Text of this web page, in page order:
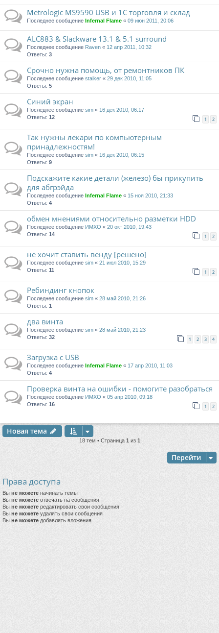
Metrologic MS9590 USB и 1С торговля и склад
Последнее сообщение Infernal Flame « 09 июн 2011, 20:06
ALC883 & Slackware 13.1 & 5.1 surround
Последнее сообщение Raven « 12 апр 2011, 10:32
Ответы: 3
Срочно нужна помощь, от ремонтников ПК
Последнее сообщение stalker « 29 дек 2010, 11:05
Ответы: 5
Синий экран
Последнее сообщение sim « 16 дек 2010, 06:17
Ответы: 12 1 2
Так нужны лекари по компьютерным
принадлежностям!
Последнее сообщение sim « 16 дек 2010, 06:15
Ответы: 9
Подскажите какие детали (железо) бы прикупить
для абгрэйда
Последнее сообщение Infernal Flame « 15 ноя 2010, 21:33
Ответы: 4
обмен мнениями относительно разметки HDD
Последнее сообщение ИМХО « 20 окт 2010, 19:43
Ответы: 14 1 2
не хочит ставить венду [решено]
Последнее сообщение sim « 21 июл 2010, 15:29
Ответы: 11 1 2
Ребиндинг кнопок
Последнее сообщение sim « 28 май 2010, 21:26
Ответы: 1
два винта
Последнее сообщение sim « 28 май 2010, 21:23
Ответы: 32 1 2 3 4
Загрузка с USB
Последнее сообщение Infernal Flame « 17 апр 2010, 11:03
Ответы: 4
Проверка винта на ошибки - помогите разобраться
Последнее сообщение ИМХО « 05 апр 2010, 09:18
Ответы: 16 1 2
Новая тема
18 тем • Страница 1из 1
Перейти
Права доступа
Вы не можете начинать темы
Вы не можете отвечать на сообщения
Вы не можете редактировать свои сообщения
Вы не можете удалять свои сообщения
Вы не можете добавлять вложения